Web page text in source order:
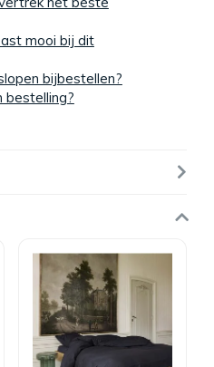
mooi bij dit
bijbestellen?
bestelling?